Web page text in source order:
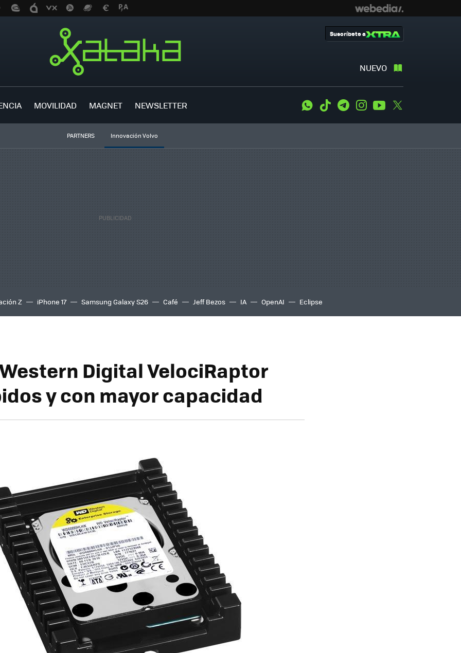
NUEVO
Suscríbete a
MOVILIDAD MAGNET NEWSLETTER WhatsApp
Tiktok TelegramInstagramYoutube
PARTNERS Innovación Volvo
Z iPhone 17 Samsung Galaxy S26 Café Jeff Bezos IA OpenAI Eclipse
Digital VelociRaptor
y con mayor capacidad